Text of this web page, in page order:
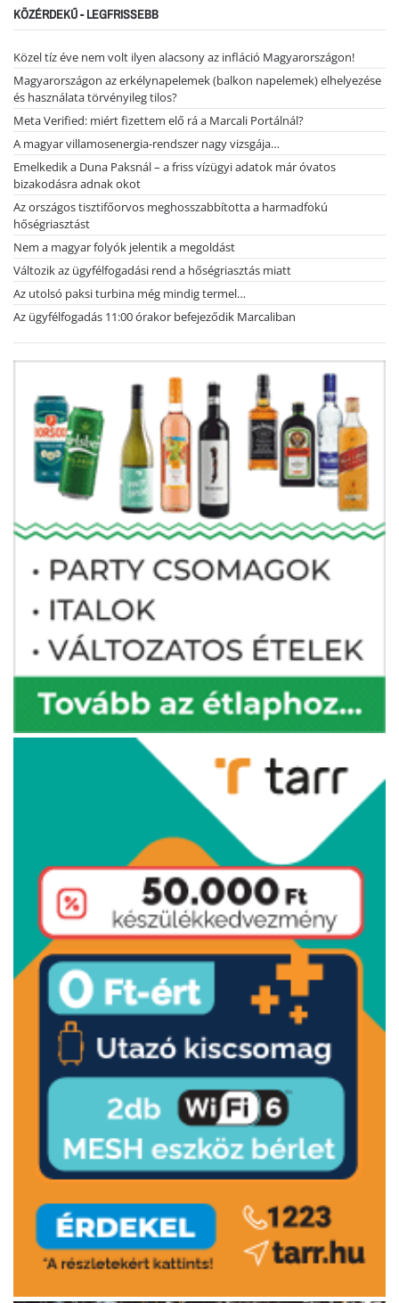
KÖZÉRDEKŰ - LEGFRISSEBB
Közel tíz éve nem volt ilyen alacsony az infláció Magyarországon!
Magyarországon az erkélynapelemek (balkon napelemek) elhelyezése
és használata törvényileg tilos?
Meta Verified: miért fizettem elő rá a Marcali Portálnál?
A magyar villamosenergia-rendszer nagy vizsgája…
Emelkedik a Duna Paksnál – a friss vízügyi adatok már óvatos
bizakodásra adnak okot
Az országos tisztifőorvos meghosszabbította a harmadfokú
hőségriasztást
Nem a magyar folyók jelentik a megoldást
Változik az ügyfélfogadási rend a hőségriasztás miatt
Az utolsó paksi turbina még mindig termel…
Az ügyfélfogadás 11:00 órakor befejeződik Marcaliban